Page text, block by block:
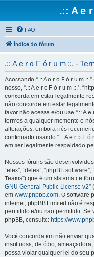
.:: A e
FAQ
Índice do fórum
.:: A e r o F ó r u m ::. -
Acessando “.:: A e r o F ó r u m
nosso, “.:: A e r o F ó r u m ::.”,
concorda em estar legalmente
não concorde em estar
favor não acesse e/ou use “.:: A
termos a qualquer momento e
alterações, embora nós
continuado usando “.:: A e r o F
em ser legalmente respaldado
Nossos fóruns são
“eles”, “deles”, “phpBB
Teams”) que é um sistema de
GNU General Public License v2”
em www.phpbb.com. O software
internet; phpBB Limited não é
permitido e/ou não permitido. Se
phpBB, consulte: https://
Você concorda em não enviar
insultuosa, de ódio,
possa violar qualquer lei do seu